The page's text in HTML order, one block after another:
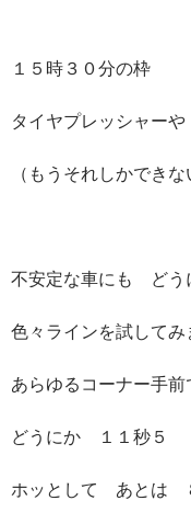
１５時３０分の枠
タイヤプレッシャー
（もうそれしかできな
不安定な車にも ど
色々ラインを試してみ
あらゆるコーナー手
どうにか １１秒５
ホッとして あとは